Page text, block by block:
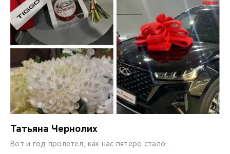
Татьяна Чернолих
Вот и год пролетел, как нас пятеро стало...